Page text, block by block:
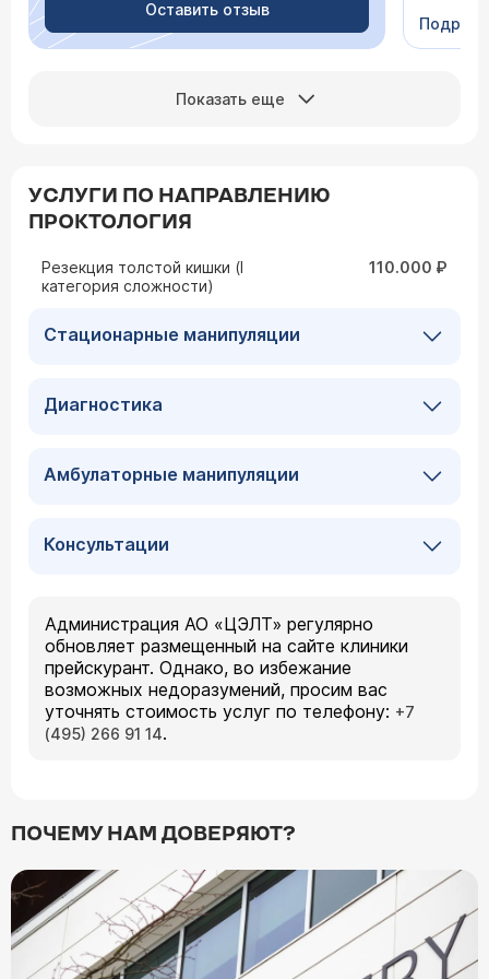
Оставить отзыв
Сейчас
Показать еще
УСЛУГИ ПО НАПРАВЛЕНИЮ
ПРОКТОЛОГИЯ
Резекция толстой кишки (I
категория сложности)
110.000 ₽
Стационарные манипуляции
Диагностика
Амбулаторные манипуляции
Консультации
Администрация АО «ЦЭЛТ» регулярно
обновляет размещенный на сайте клиники
прейскурант. Однако, во избежание
возможных недоразумений, просим вас
уточнять стоимость услуг по телефону: +7
(495) 266 91 14.
ПОЧЕМУ НАМ ДОВЕРЯЮТ?